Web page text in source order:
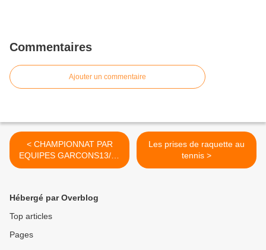
Commentaires
Ajouter un commentaire
< CHAMPIONNAT PAR
EQUIPES GARCONS13/14
ANS
Les prises de raquette au
tennis >
Hébergé par Overblog
Top articles
Pages